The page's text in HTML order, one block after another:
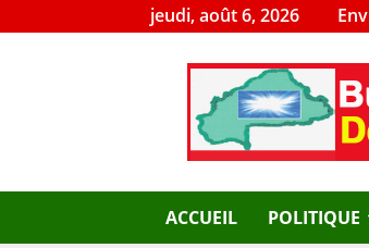
jeudi, août 6, 2026
ACCUEIL POLITIQUE